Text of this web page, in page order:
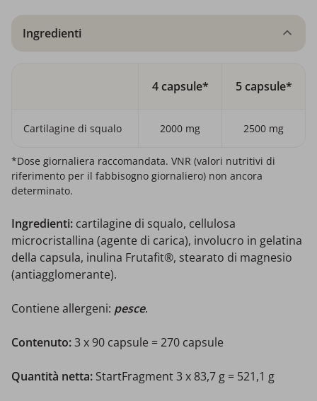
Ingredienti
4 capsule* 5 capsule*
Cartilagine di squalo 2000 mg 2500 mg
*Dose giornaliera raccomandata. VNR (valori nutritivi di
riferimento per il fabbisogno giornaliero) non ancora
determinato.
Ingredienti: cartilagine di squalo, cellulosa
microcristallina (agente di carica), involucro in gelatina
della capsula, inulina Frutafit®, stearato di magnesio
(antiagglomerante).
Contiene allergeni: pesce.
Contenuto:3 x90 capsule = 270 capsule
Quantità netta: StartFragment 3 x 83,7 g = 521,1 g